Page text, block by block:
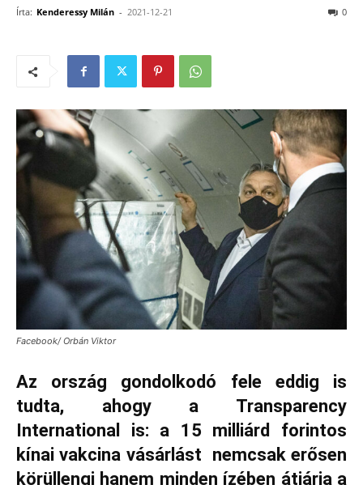
Írta: Kenderessy Milán - 2021-12-21 0
Facebook/ Orbán Viktor
Az ország gondolkodó fele eddig is
tudta, ahogy a Transparency
International is: a 15 milliárd forintos
kínai vakcina vásárlást nemcsak erősen
körüllengi hanem minden ízében átjárja a